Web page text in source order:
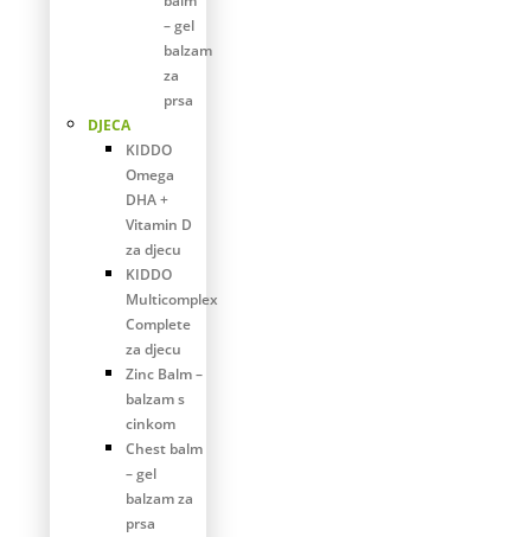
– gel
balzam
za
prsa
DJECA
KIDDO
Omega
DHA +
Vitamin D
za djecu
KIDDO
Multicomplex
Complete
za djecu
Zinc Balm –
balzam s
cinkom
Chest balm
– gel
balzam za
prsa